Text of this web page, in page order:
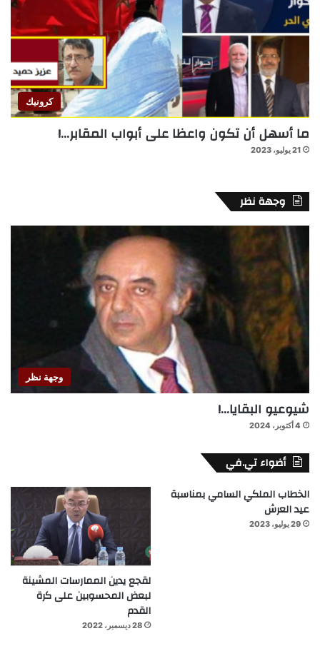
كرونيك
ما أسهل أن تكون واعظا على أبواب المقابر…!
21 يوليو، 2023
وجهة نظر
وجهة نظر
شيوعيو البقايا…!
4 أكتوبر، 2024
أضواء تي.في
الخطاب الملكي السامي بمناسبة
عيد العرش
29 يوليو، 2023
لقجع يدين الممارسات المشينة
لبعض المحسوبين على كرة
القدم
28 ديسمبر، 2022